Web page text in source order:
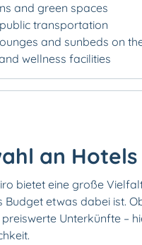
and green spaces
transportation
and sunbeds on
wellness facilities
an Hotels
bietet eine große
Budget etwas dabei ist.
Unterkünfte –